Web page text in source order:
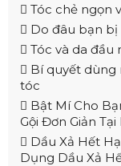
Tóc chẻ ngọn
Do đâu bạn bị
Tóc và da đầu
Bí quyết dùng
tóc
Bật Mí Cho
Gội Đơn Giản Tại
Dầu Xả Hết
Dụng Dầu Xả